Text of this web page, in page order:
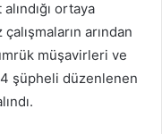
ortaya
arından
müşavirleri ve
şüpheli düzenlenen